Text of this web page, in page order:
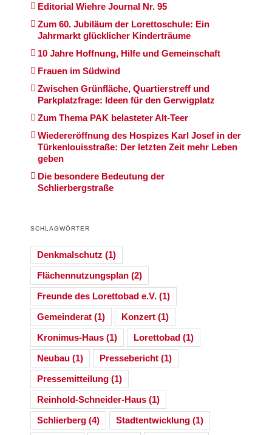
Editorial Wiehre Journal Nr. 95
Zum 60. Jubiläum der Lorettoschule: Ein
Jahrmarkt glücklicher Kinderträume
10 Jahre Hoffnung, Hilfe und Gemeinschaft
Frauen im Südwind
Zwischen Grünfläche, Quartierstreff und
Parkplatzfrage: Ideen für den Gerwigplatz
Zum Thema PAK belasteter Alt-Teer
Wiedereröffnung des Hospizes Karl Josef in der
Türkenlouisstraße: Der letzten Zeit mehr Leben
geben
Die besondere Bedeutung der
Schlierbergstraße
SCHLAGWÖRTER
Denkmalschutz (1)
Flächennutzungsplan (2)
Freunde des Lorettobad e.V. (1)
Gemeinderat (1) Konzert (1)
Kronimus-Haus (1) Lorettobad (1)
Neubau (1) Pressebericht (1)
Pressemitteilung (1)
Reinhold-Schneider-Haus (1)
Schlierberg (4) Stadtentwicklung (1)